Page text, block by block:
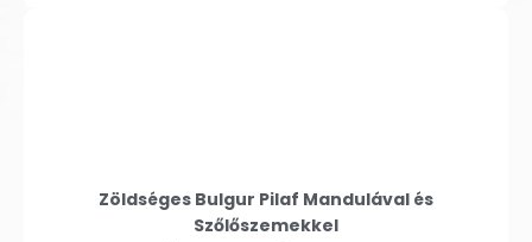
Zöldséges Bulgur Pilaf Mandulával és
Szőlőszemekkel